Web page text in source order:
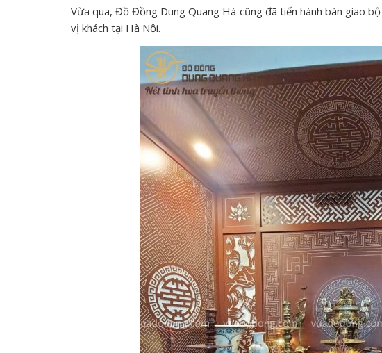
Vừa qua, Đồ Đồng Dung Quang Hà cũng đã tiến hành bàn giao
vị khách tại Hà Nội.